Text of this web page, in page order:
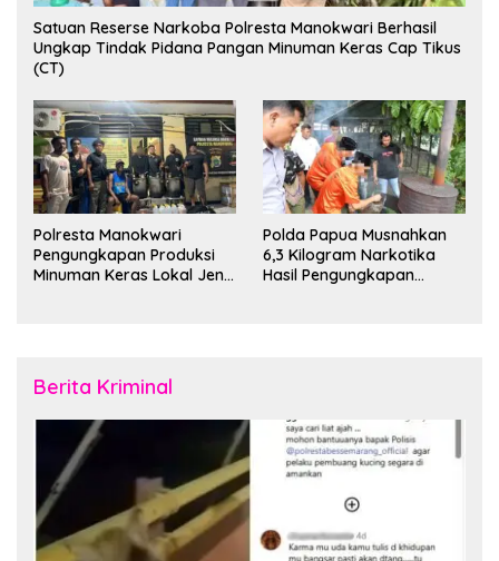
Satuan Reserse Narkoba Polresta Manokwari Berhasil
Ungkap Tindak Pidana Pangan Minuman Keras Cap Tikus
(CT)
Polresta Manokwari
Pengungkapan Produksi
Minuman Keras Lokal Jenis
Polda Papua Musnahkan
6,3 Kilogram Narkotika
Hasil Pengungkapan
Berita Kriminal